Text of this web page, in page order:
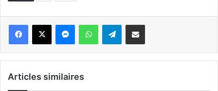
WhatsApp Telegram
Articles similaires